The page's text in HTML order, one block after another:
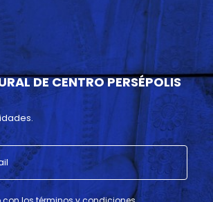
DE CENTRO PERSÉPOLIS